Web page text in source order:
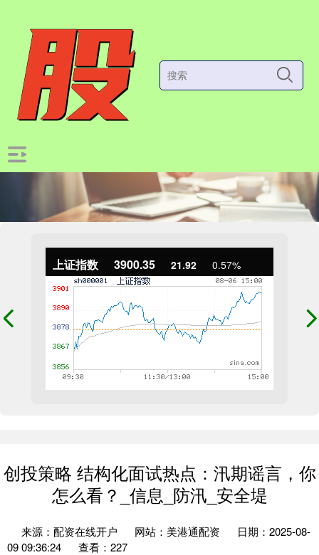
上证指数 3900.35 21.92 0.57%
创投策略 结构化面试热点：汛期谣言，你
怎么看？_信息_防汛_安全堤
来源：配资在线开户 网站：美港通配资
日期：2025-08-
09 09:36:24
查看：227